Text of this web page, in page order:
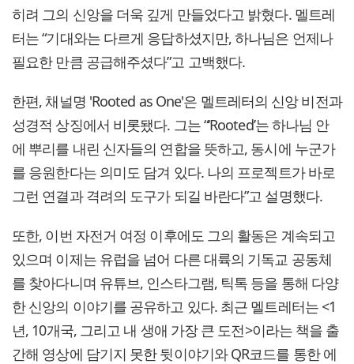
히려 그의 신앙을 더욱 깊게 만들었다고 밝혔다. 멜트레
터는 “기대와는 다르게 응답하셨지만, 하나님은 언제나
필요한 만큼 공급해주셨다”고 고백했다.
한편, 채널명 'Rooted as One'은 멜트레터의 신앙 비전과
성경적 상징에서 비롯됐다. 그는 “‘Rooted’는 하나님 안
에 뿌리를 내린 신자들의 연합을 뜻하고, 동시에 누군가
를 응원한다는 의미도 담겨 있다. 나의 프로젝트가 바로
그런 연결과 격려의 도구가 되길 바란다”고 설명했다.
또한, 이번 자전거 여정 이후에도 그의 활동은 계속되고
있으며 이제는 유럽을 넘어 다른 대륙의 기독교 공동체
를 찾아다니며 유튜브, 인스타그램, 틱톡 등을 통해 다양
한 신앙의 이야기를 공유하고 있다. 최근 멜트레터는 <1
년, 10개국, 그리고 내 생애 가장 큰 도전>이라는 책을 출
간해 영상에 담기지 못한 뒷이야기와 QR코드를 통한 에